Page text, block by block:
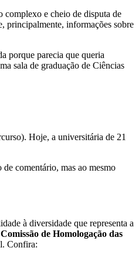
complexo e cheio de disputa de
principalmente, informações sobre
porque parecia que queria
sala de graduação de Ciências
Hoje, a universitária de 21
comentário, mas ao mesmo
à diversidade que representa a
Comissão de Homologação das
Confira: